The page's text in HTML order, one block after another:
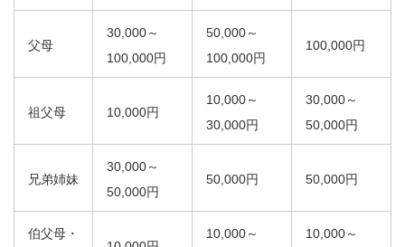
父母
30,000～
100,000円
50,000～
100,000円
100,000円
祖父母 10,000円
10,000～
30,000円
30,000～
50,000円
兄弟姉妹
30,000～
50,000円
50,000円 50,000円
伯父母・
10,000～
10,000～